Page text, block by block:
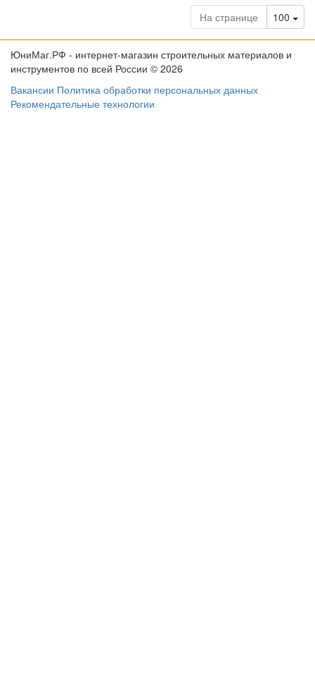
На странице 100
ЮниМаг.РФ - интернет-магазин строительных материалов и
инструментов по всей России © 2026
Вакансии Политика обработки персональных данных
Рекомендательные технологии